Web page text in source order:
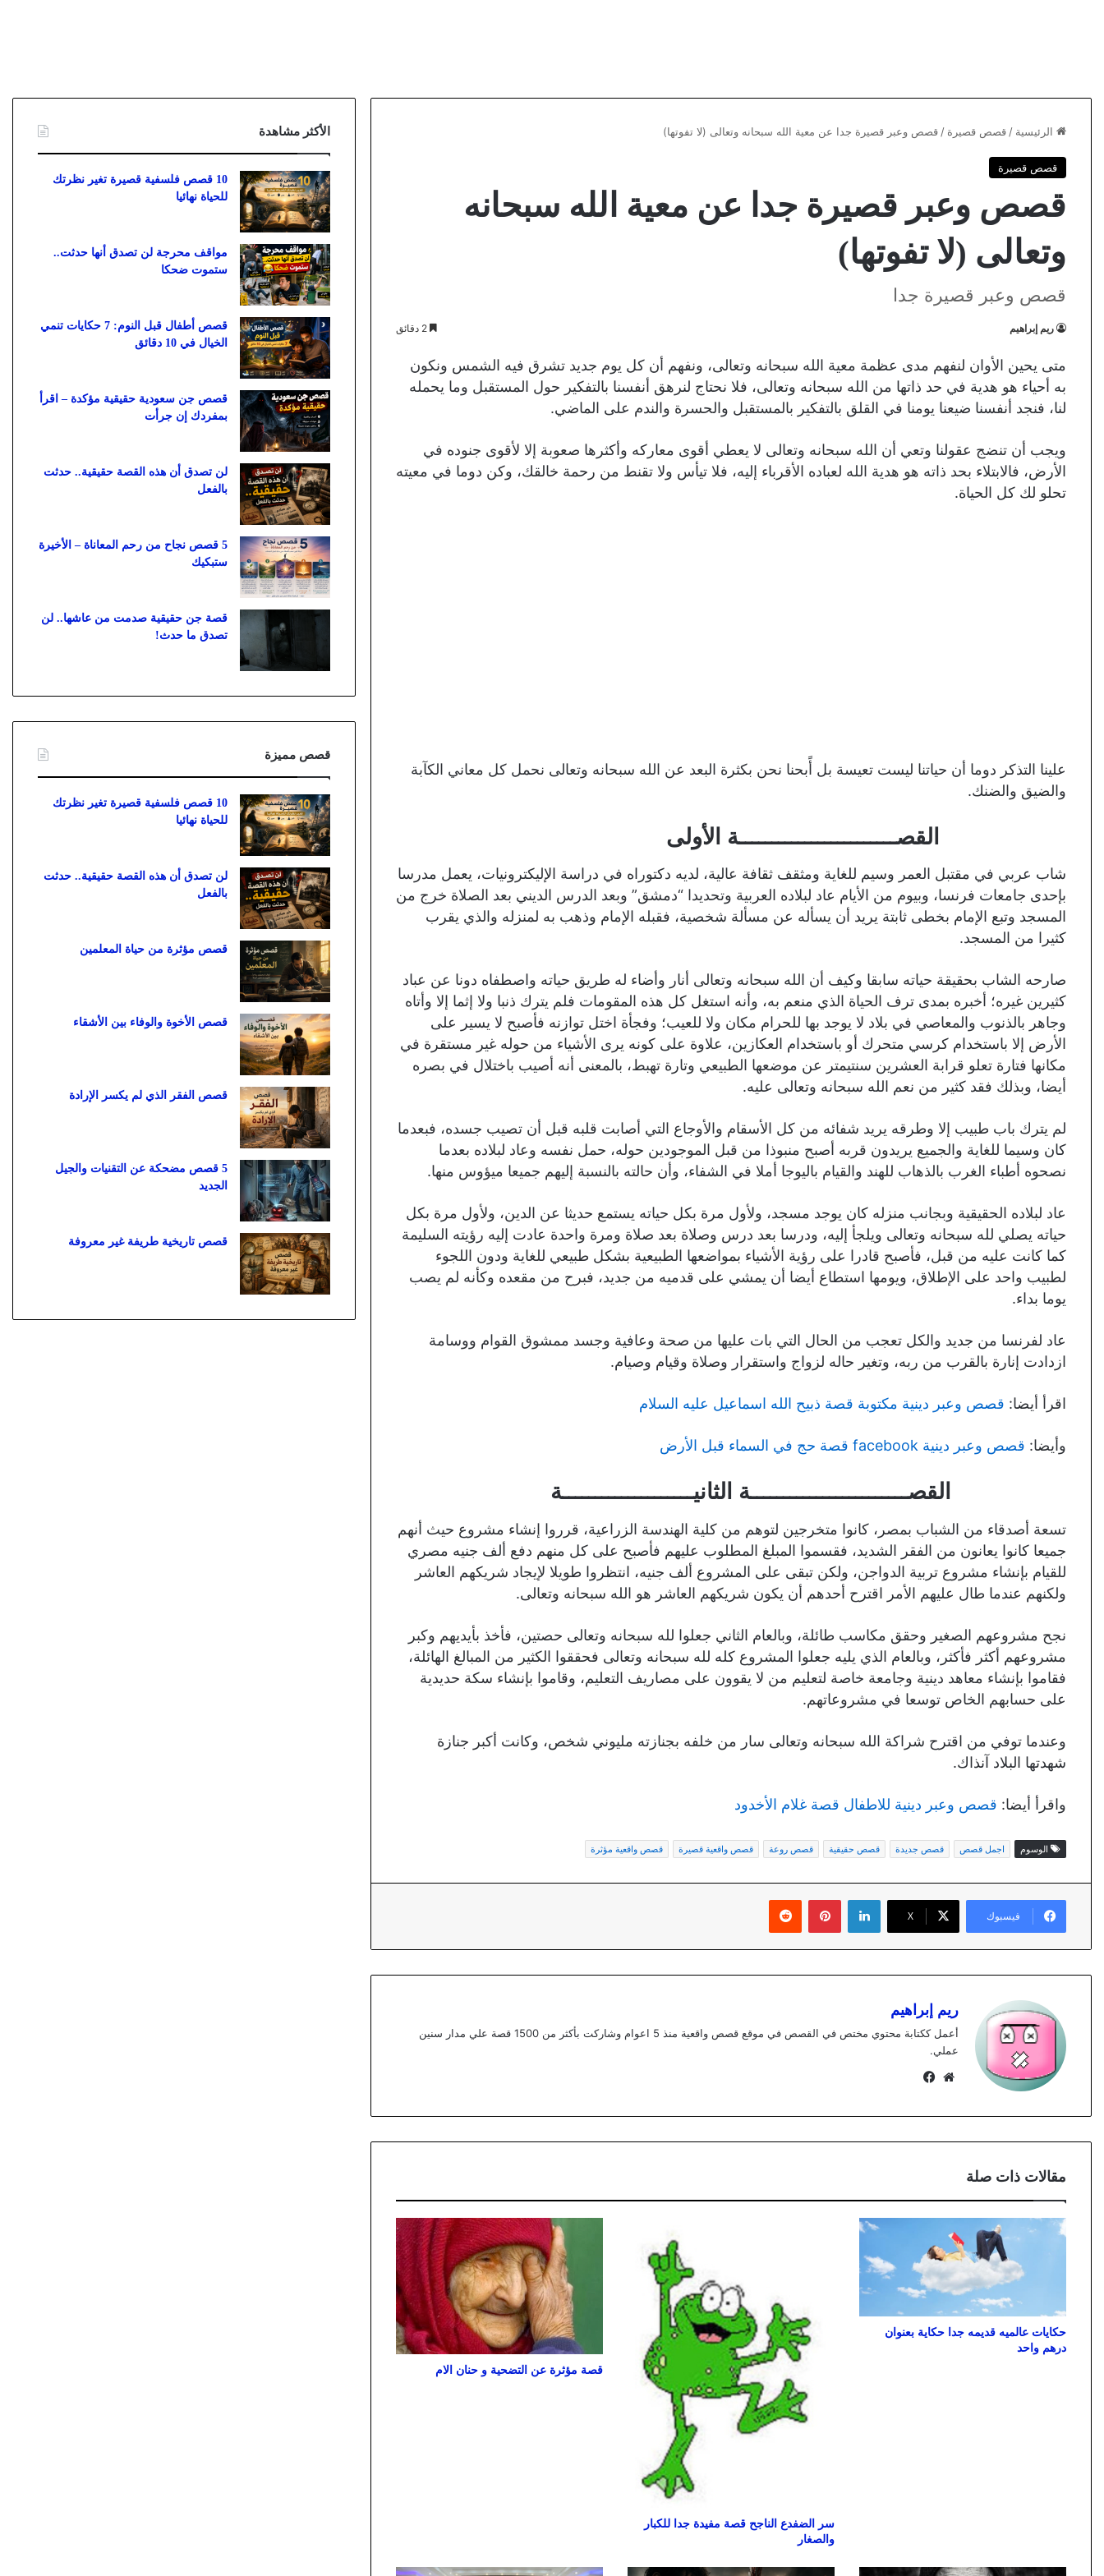
الرئيسية / قصص قصيرة / قصص وعبر قصيرة جدا عن معية الله سبحانه وتعالى (لا تفوتها)
قصص قصيرة
قصص وعبر قصيرة جدا عن معية الله سبحانه
وتعالى (لا تفوتها)
قصص وعبر قصيرة جدا
ريم إبراهيم
متى يحين الأوان لنفهم مدى عظمة معية الله سبحانه وتعالى، ونفهم أن كل يوم جديد تشرق فيه الشمس ونكون
به أحياء هو هدية في حد ذاتها من الله سبحانه وتعالى، فلا نحتاج لنرهق أنفسنا بالتفكير حول المستقبل وما يحمله
لنا، فنجد أنفسنا ضيعنا يومنا في القلق بالتفكير بالمستقبل والحسرة والندم على الماضي.
ويجب أن تنضج عقولنا وتعي أن الله سبحانه وتعالى لا يعطي أقوى معاركه وأكثرها صعوبة إلا لأقوى جنوده في
الأرض، فالابتلاء بحد ذاته هو هدية الله لعباده الأقرباء إليه، فلا تيأس ولا تقنط من رحمة خالقك، وكن دوما في معيته
تحلو لك كل الحياة.
علينا التذكر دوما أن حياتنا ليست تعيسة بل أًبحنا نحن بكثرة البعد عن الله سبحانه وتعالى نحمل كل معاني الكآبة
والضيق والضنك.
القصــــــــــــــــــــــــة الأولى
شاب عربي في مقتبل العمر وسيم للغاية ومثقف ثقافة عالية، لديه دكتوراه في دراسة الإليكترونيات، يعمل مدرسا
بإحدى جامعات فرنسا، وبيوم من الأيام عاد لبلاده العربية وتحديدا “دمشق” وبعد الدرس الديني بعد الصلاة خرج من
المسجد وتبع الإمام بخطى ثابتة يريد أن يسأله عن مسألة شخصية، فقبله الإمام وذهب به لمنزله والذي يقرب
كثيرا من المسجد.
صارحه الشاب بحقيقة حياته سابقا وكيف أن الله سبحانه وتعالى أنار وأضاء له طريق حياته واصطفاه دونا عن عباد
كثيرين غيره؛ أخبره بمدى ترف الحياة الذي منعم به، وأنه استغل كل هذه المقومات فلم يترك ذنبا ولا إثما إلا وأتاه
وجاهر بالذنوب والمعاصي في بلاد لا يوجد بها للحرام مكان ولا للعيب؛ وفجأة اختل توازنه فأصبح لا يسير على
الأرض إلا باستخدام كرسي متحرك أو باستخدام العكازين، علاوة على كونه يرى الأشياء من حوله غير مستقرة في
مكانها فتارة تعلو قرابة العشرين سنتيمتر عن موضعها الطبيعي وتارة تهبط، بالمعنى أنه أصيب باختلال في بصره
أيضا، وبذلك فقد كثير من نعم الله سبحانه وتعالى عليه.
لم يترك باب طبيب إلا وطرقه يريد شفائه من كل الأسقام والأوجاع التي أصابت قلبه قبل أن تصيب جسده، فبعدما
كان وسيما للغاية والجميع يريدون قربه أصبح منبوذا من قبل الموجودين حوله، حمل نفسه وعاد لبلاده بعدما
نصحوه أطباء الغرب بالذهاب للهند والقيام باليوجا أملا في الشفاء، وأن حالته بالنسبة إليهم جميعا ميؤوس منها.
عاد لبلاده الحقيقية وبجانب منزله كان يوجد مسجد، ولأول مرة بكل حياته يستمع حديثا عن الدين، ولأول مرة بكل
حياته يصلي لله سبحانه وتعالى ويلجأ إليه، ودرسا بعد درس وصلاة بعد صلاة ومرة واحدة عادت إليه رؤيته السليمة
كما كانت عليه من قبل، فأصبح قادرا على رؤية الأشياء بمواضعها الطبيعية بشكل طبيعي للغاية ودون اللجوء
لطبيب واحد على الإطلاق، ويومها استطاع أيضا أن يمشي على قدميه من جديد، فبرح من مقعده وكأنه لم يصب
يوما بداء.
عاد لفرنسا من جديد والكل تعجب من الحال التي بات عليها من صحة وعافية وجسد ممشوق القوام ووسامة
ازدادت إنارة بالقرب من ربه، وتغير حاله لزواج واستقرار وصلاة وقيام وصيام.
اقرأ أيضا: قصص وعبر دينية مكتوبة قصة ذبيح الله اسماعيل عليه السلام
وأيضا: قصص وعبر دينية facebook قصة حج في السماء قبل الأرض
القصــــــــــــــــــــــــة الثانيــــــــــــــــــــة
تسعة أصدقاء من الشباب بمصر، كانوا متخرجين لتوهم من كلية الهندسة الزراعية، قرروا إنشاء مشروع حيث أنهم
جميعا كانوا يعانون من الفقر الشديد، فقسموا المبلغ المطلوب عليهم فأصبح على كل منهم دفع ألف جنيه مصري
للقيام بإنشاء مشروع تربية الدواجن، ولكن تبقى على المشروع ألف جنيه، انتظروا طويلا لإيجاد شريكهم العاشر
ولكنهم عندما طال عليهم الأمر اقترح أحدهم أن يكون شريكهم العاشر هو الله سبحانه وتعالى.
نجح مشروعهم الصغير وحقق مكاسب طائلة، وبالعام الثاني جعلوا لله سبحانه وتعالى حصتين، فأخذ بأيديهم وكبر
مشروعهم أكثر فأكثر، وبالعام الذي يليه جعلوا المشروع كله لله سبحانه وتعالى فحققوا الكثير من المبالغ الهائلة،
فقاموا بإنشاء معاهد دينية وجامعة خاصة لتعليم من لا يقوون على مصاريف التعليم، وقاموا بإنشاء سكة حديدية
على حسابهم الخاص توسعا في مشروعاتهم.
وعندما توفي من اقترح شراكة الله سبحانه وتعالى سار من خلفه بجنازته مليوني شخص، وكانت أكبر جنازة
شهدتها البلاد آنذاك.
واقرأ أيضا: قصص وعبر دينية للاطفال قصة غلام الأخدود
الوسوم اجمل قصص قصص جديدة قصص حقيقية قصص روعة قصص واقعية قصيرة قصص واقعية مؤثرة
فيسبوك X
لينكدإن بينتيريست
ريم إبراهيم
أعمل ككتابة محتوي مختص في القصص في موقع قصص واقعية منذ 5 اعوام وشاركت بأكثر من 1500 قصة علي مدار سنين
عملي.
موقع
مقالات ذات صلة
حكايات عالميه قديمه جدا حكاية بعنوان
درهم واحد
سر الضفدع الناجح قصة مفيدة جدا للكبار
والصغار
قصة مؤثرة عن التضحية و حنان الام
الأكثر مشاهدة
10 قصص فلسفية قصيرة تغير نظرتك
للحياة نهائيا
مواقف محرجة لن تصدق أنها حدثت..
ستموت ضحكا
قصص أطفال قبل النوم: 7 حكايات تنمي
الخيال في 10 دقائق
قصص جن سعودية حقيقية مؤكدة – اقرأ
بمفردك إن جرأت
لن تصدق أن هذه القصة حقيقية.. حدثت
بالفعل
5 قصص نجاح من رحم المعاناة – الأخيرة
ستبكيك
قصة جن حقيقية صدمت من عاشها.. لن
تصدق ما حدث!
قصص مميزة
10 قصص فلسفية قصيرة تغير نظرتك
للحياة نهائيا
لن تصدق أن هذه القصة حقيقية.. حدثت
بالفعل
قصص مؤثرة من حياة المعلمين
قصص الأخوة والوفاء بين الأشقاء
قصص الفقر الذي لم يكسر الإرادة
5 قصص مضحكة عن التقنيات والجيل
الجديد
قصص تاريخية طريفة غير معروفة